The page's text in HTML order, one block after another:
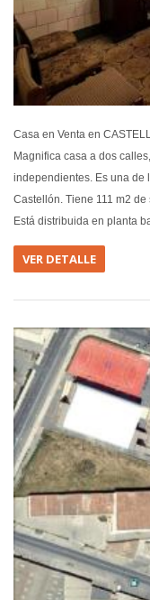
Casa en Venta en
Magnifica casa a dos
independientes. Es una de
Castellón. Tiene 111 m2
Está distribuida en planta
VER DETALLE